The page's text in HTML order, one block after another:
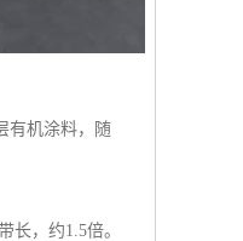
有机涂料，随
，约1.5倍。